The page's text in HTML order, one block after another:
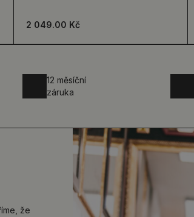
2 049.00 Kč
12 měsíční
záruka
že